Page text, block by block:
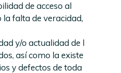
de acceso al
la falta de veracidad,
y/o actualidad de l
así como la existe
y defectos de toda